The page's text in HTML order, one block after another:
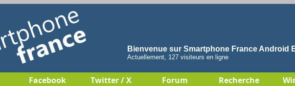
Bienvenue sur Smartphone France Android
Actuellement, 127 visiteurs en ligne
Facebook Twitter / X Forum Recherche